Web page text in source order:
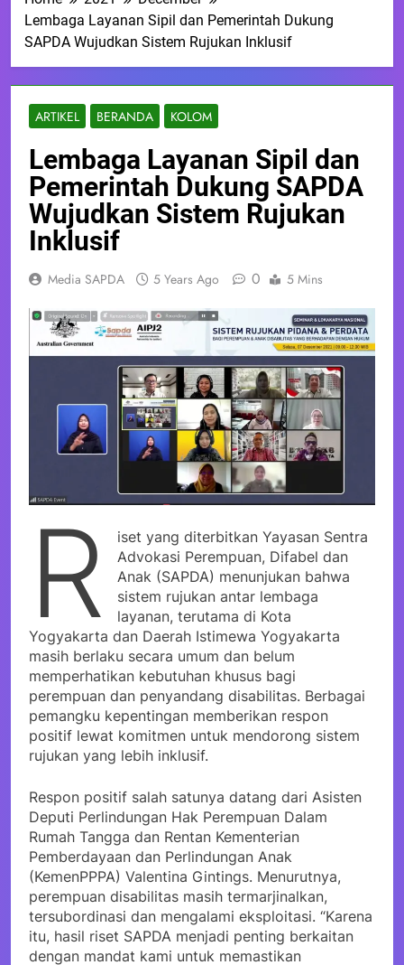
Lembaga Layanan Sipil dan Pemerintah Dukung
SAPDA Wujudkan Sistem Rujukan Inklusif
ARTIKEL BERANDA KOLOM
Lembaga Layanan Sipil dan
Pemerintah Dukung SAPDA
Wujudkan Sistem Rujukan
Inklusif
Media SAPDA 5 Years Ago 0 5 Mins
R
iset yang diterbitkan Yayasan Sentra
Advokasi Perempuan, Difabel dan
Anak (SAPDA) menunjukan bahwa
sistem rujukan antar lembaga
layanan, terutama di Kota
Yogyakarta dan Daerah Istimewa Yogyakarta
masih berlaku secara umum dan belum
memperhatikan kebutuhan khusus bagi
perempuan dan penyandang disabilitas. Berbagai
pemangku kepentingan memberikan respon
positif lewat komitmen untuk mendorong sistem
rujukan yang lebih inklusif.
Respon positif salah satunya datang dari Asisten
Deputi Perlindungan Hak Perempuan Dalam
Rumah Tangga dan Rentan Kementerian
Pemberdayaan dan Perlindungan Anak
(KemenPPPA) Valentina Gintings. Menurutnya,
perempuan disabilitas masih termarjinalkan,
tersubordinasi dan mengalami eksploitasi. “Karena
itu, hasil riset SAPDA menjadi penting berkaitan
dengan mandat kami untuk memastikan